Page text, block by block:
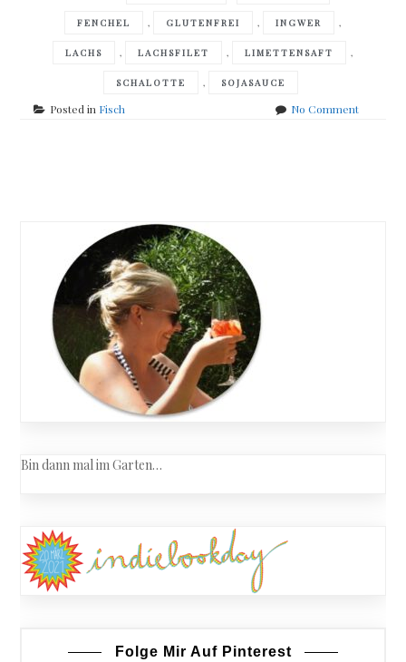
FENCHEL , GLUTENFREI , INGWER ,
LACHS , LACHSFILET , LIMETTENSAFT ,
SCHALOTTE , SOJASAUCE
Posted in Fisch No Commenton
navigation
Bin dann mal im Garten…
Folge Mir Auf Pinterest